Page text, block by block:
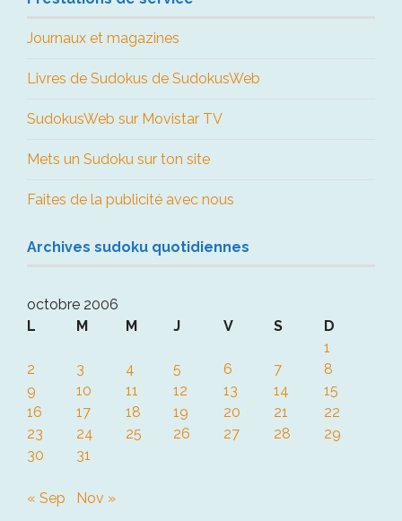
Journaux et magazines
Livres de Sudokus de SudokusWeb
SudokusWeb sur Movistar TV
Mets un Sudoku sur ton site
Faites de la publicité avec nous
Archives sudoku quotidiennes
octobre 2006
L
M M J V S
D
1
2
3 4 5 6 7
8
9
10 11 12 13 14
15
16
17 18 19 20 21
22
23
24 25 26 27 28
29
30
31
« Sep Nov »